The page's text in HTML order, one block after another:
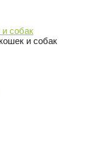
собак
и собак